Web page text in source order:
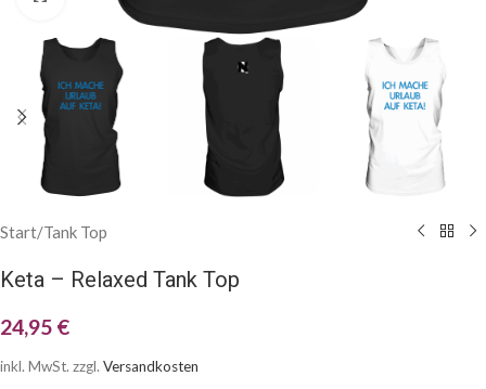
Start/Tank Top
Keta – Relaxed Tank Top
24,95 €
inkl. MwSt. zzgl. Versandkosten